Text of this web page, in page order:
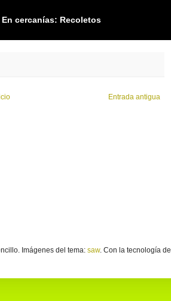
En cercanías: Recoletos
Entrada antigua
Imágenes del tema: saw. Con la tecnología de